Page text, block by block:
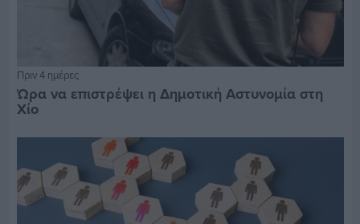
Πριν 4 ημέρες
Ώρα να επιστρέψει η Δημοτική Αστυνομία στη
Χίο